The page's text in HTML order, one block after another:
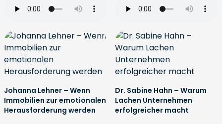
Johanna Lehner – Wenn
Immobilien zur emotionalen
Herausforderung werden
Dr. Sabine Hahn – Warum
Lachen Unternehmen
erfolgreicher macht